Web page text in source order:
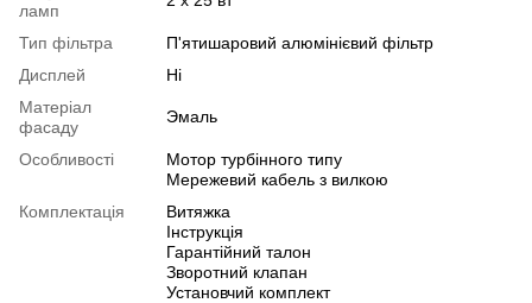
ламп
Тип фільтра
П'ятишаровий алюмінієвий фільтр
Дисплей
Ні
Матеріал
фасаду
Эмаль
Особливості
Мотор турбінного типу
Мережевий кабель з вилкою
Комплектація
Витяжка
Інструкція
Гарантійний талон
Зворотний клапан
Установчий комплект